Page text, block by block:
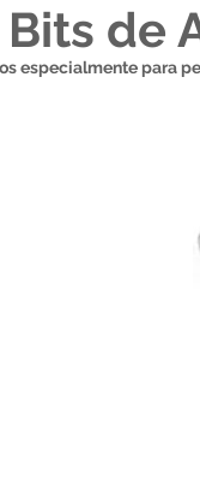
de
especialmente para